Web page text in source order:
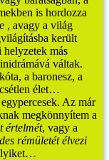
is hordozza
, avagy a világ
került
más
váltak.
a baronesz, a
élet…
Az már
megkönnyítem a
értelmét, vagy a
rémületét élvezi